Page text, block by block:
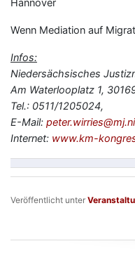
Hannover
Wenn Mediation auf
Infos:
Niedersächsisches
Am Waterlooplatz 1,
Tel.: 0511/1205024,
E-Mail:
Internet: www.km-
Veröffentlicht unter